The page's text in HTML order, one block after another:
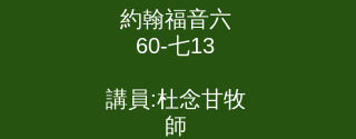
約翰福音六
60-七13
講員:杜念甘牧
師